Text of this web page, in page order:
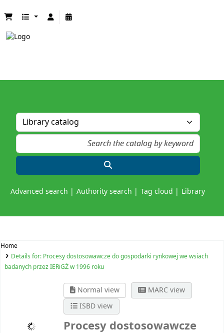
Advanced search Authority search Tag cloud Library
Home
Details for: Procesy dostosowawcze do gospodarki rynkowej we wsiach
badanych przez IERiGŻ w 1996 roku
Normal view
MARC view
ISBD view
Procesy dostosowawcze